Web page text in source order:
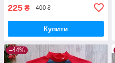
225 ₴ 400 ₴
Купити
–44%